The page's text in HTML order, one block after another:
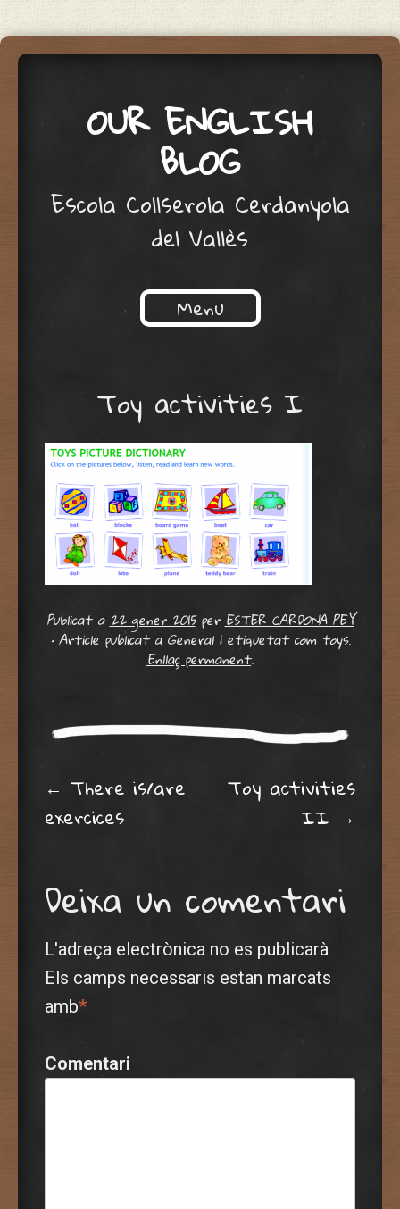
OUR ENGLISH
BLOG
Escola Collserola Cerdanyola
del Vallès
Menu
Toy activities I
Publicat a22 gener 2015perESTER CARDONA PEY
•Article publicat aGenerali etiquetat comtoys.
Enllaç permanent.
Post navigation
← There is/are
exercices
Toy activities
II →
Deixa un comentari
L'adreça electrònica no es publicarà
Els camps necessaris estan marcats
amb*
Comentari